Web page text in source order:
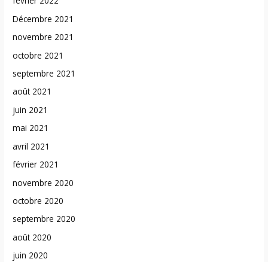
Décembre 2021
novembre 2021
octobre 2021
septembre 2021
août 2021
juin 2021
mai 2021
avril 2021
février 2021
novembre 2020
octobre 2020
septembre 2020
août 2020
juin 2020